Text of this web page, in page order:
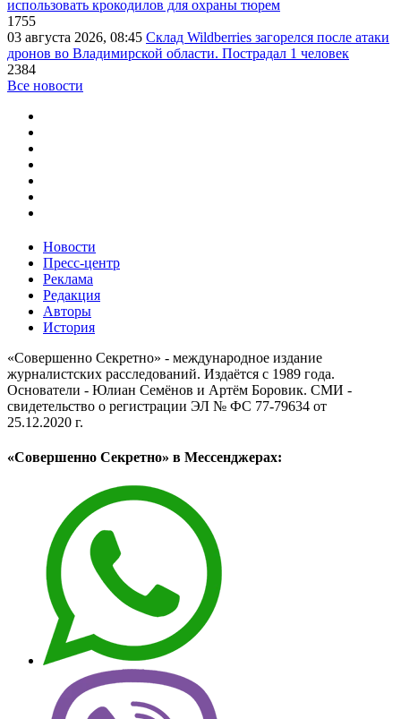
использовать крокодилов для охраны тюрем
1755
03 августа 2026, 08:45 Склад Wildberries загорелся после атаки
дронов во Владимирской области. Пострадал 1 человек
2384
Все новости
Новости
Пресс-центр
Реклама
Редакция
Авторы
История
«Совершенно Секретно» - международное издание
журналистских расследований. Издаётся с 1989 года.
Основатели - Юлиан Семёнов и Артём Боровик. CМИ -
свидетельство о регистрации ЭЛ № ФС 77-79634 от
25.12.2020 г.
«Совершенно Секретно» в Мессенджерах: